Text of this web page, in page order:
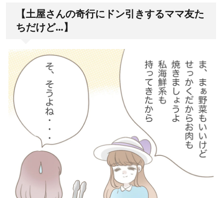
【土屋さんの奇行にドン引きするママ友た
ちだけど…】